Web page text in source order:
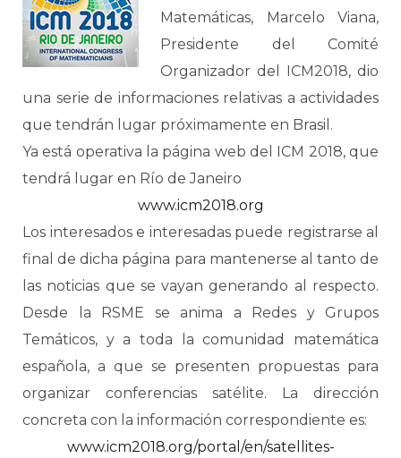
Matemáticas, Marcelo Viana,
Presidente del Comité
Organizador del ICM2018, dio
una serie de informaciones relativas a actividades
que tendrán lugar próximamente en Brasil.
Ya está operativa la página web del ICM 2018, que
tendrá lugar en Río de Janeiro
www.icm2018.org
Los interesados e interesadas puede registrarse al
final de dicha página para mantenerse al tanto de
las noticias que se vayan generando al respecto.
Desde la RSME se anima a Redes y Grupos
Temáticos, y a toda la comunidad matemática
española, a que se presenten propuestas para
organizar conferencias satélite. La dirección
concreta con la información correspondiente es:
www.icm2018.org/portal/en/satellites-